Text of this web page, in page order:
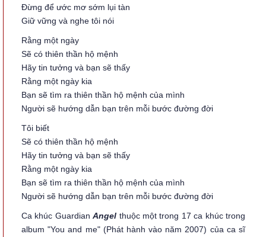
Đừng để ước mơ sớm lụi tàn
Giữ vững và nghe tôi nói
Rằng một ngày
Sẽ có thiên thần hộ mệnh
Hãy tin tưởng và bạn sẽ thấy
Rằng một ngày kia
Bạn sẽ tìm ra thiên thần hộ mệnh của mình
Người sẽ hướng dẫn bạn trên mỗi bước đường đời
Tôi biết
Sẽ có thiên thần hộ mệnh
Hãy tin tưởng và bạn sẽ thấy
Rằng một ngày kia
Bạn sẽ tìm ra thiên thần hộ mệnh của mình
Người sẽ hướng dẫn bạn trên mỗi bước đường đời
Ca khúc GuardianAngel thuộc một trong 17 ca khúc trong
album "You and me" (Phát hành vào năm 2007) của ca sĩ